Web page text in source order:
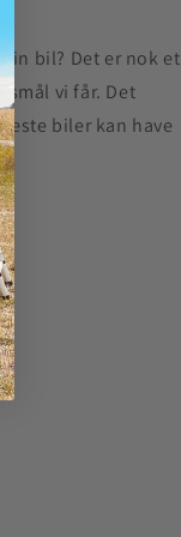
bil? Det er nok et
vi får. Det
biler kan have